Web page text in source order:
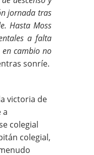
jornada tras
Hasta Moss
a falta
cambio no
sonríe.
victoria de
a
colegial
colegial,